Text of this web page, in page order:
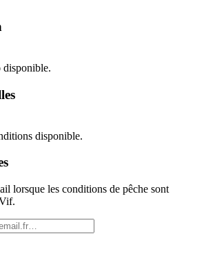
disponible.
disponible.
lorsque les conditions de pêche sont